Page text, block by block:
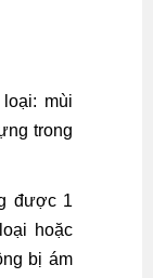
mùi
trong
được 1
hoặc
bị ám